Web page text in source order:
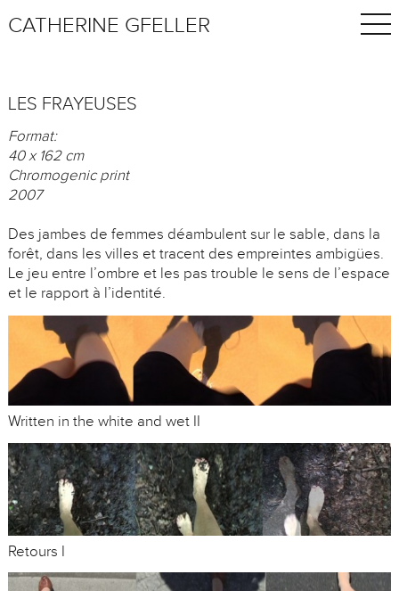
CATHERINE GFELLER
LES FRAYEUSES
Format:
40 x 162 cm
Chromogenic print
2007
Des jambes de femmes déambulent sur le sable, dans la
forêt, dans les villes et tracent des empreintes ambigües.
Le jeu entre l’ombre et les pas trouble le sens de l’espace
et le rapport à l’identité.
Written in the white and wet II
Retours I